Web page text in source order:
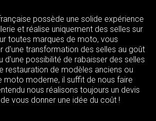
possède une solide expérience
et réalise uniquement des selles sur
toutes marques de moto, vous
d'une transformation des selles au goût
d'une possibilité de rabaisser des selles
restauration de modèles anciens ou
moto moderne, il suffit de nous faire
nous réalisons toujours un devis
vous donner une idée du coût !